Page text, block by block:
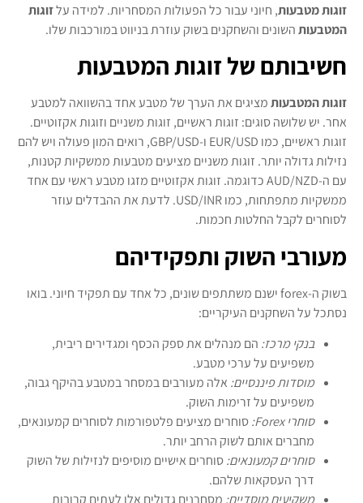
זוגות מטבעות, חיוני עבור כל הפעולות המסחריות. למידה עלזוגות
המטבעותהשונים והשחקנים בשוק עוזרת בניווט במורכבות שלו.
חשיבותם של זוגות המטבעות
זוגות המטבעותמציגים את הערך של מטבע אחד בהשוואה למטבע
אחר. יש שלושה סוגים: זוגות ראשיים, זוגות משניים וזוגות אקזוטיים.
זוגות ראשיים, כמו EUR/USD ו-GBP/USD, רואים המון פעולה ויש להם
נזילות גדולה יותר. זוגות משניים מציעים מטבעות ממשקיות קטנות,
עם ה-AUD/NZD כדוגמה. זוגות אקזוטיים מזגו מטבע ראשי עם אחד
ממשקיות מתפתחות, כמו USD/INR. לדעת את ההבדלים עוזר
לסוחרים לקבל החלטות חכמות.
מעורבי השוק ותפקידיהם
בשוק ה-forex ישנם משתתפים שונים, כל אחד עם תפקיד חיוני. בואו
נסתכל על השחקנים העיקריים:
בנקי מרכז: הם מנהלים את ספק הכסף ומגדירים ריבית,
משפיעים על ערכי מטבע.
מוסדות פיננסיים: אלה מעורבים במסחר במטבע בהיקף גבוה,
משפיעים על זרימות השוק.
סוחרי Forex:
סוחרים מציעים פלטפורמות לסוחרים קמעונאים,
מחברים אותם לשוק הרחב יותר.
סוחרים קמעונאים:סוחרים אישיים מוסיפים לנזילות של השוק
דרך העסקאות שלהם.
משקיעים מוסדיים: מסחרנים גדולים אלו לעתים קרובות